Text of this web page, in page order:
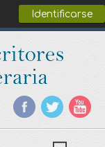
Identificarse